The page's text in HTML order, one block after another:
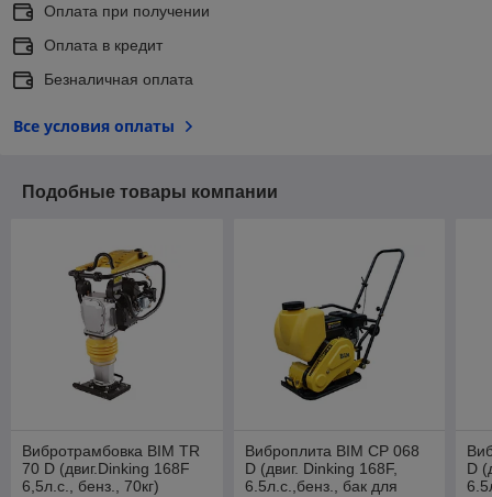
Оплата при получении
Оплата в кредит
Безналичная оплата
Все условия оплаты
Подобные товары компании
Вибротрамбовка BIM TR
70 D (двиг.Dinking 168F
6,5л.с., бенз., 70кг)
Виброплита BIM CP 068
D (двиг. Dinking 168F,
6.5л.с.,бенз., бак для
D